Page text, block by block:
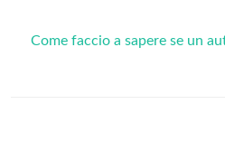
Come faccio a sapere se un